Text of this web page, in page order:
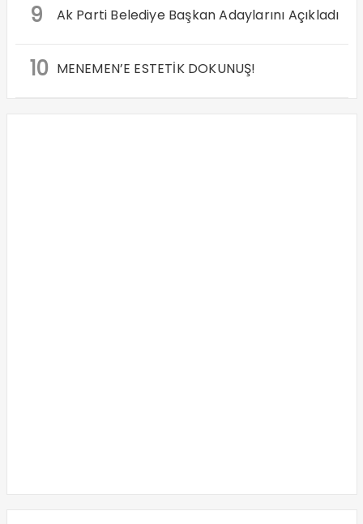
9 Ak Parti Belediye Başkan Adaylarını Açıkladı
10 MENEMEN’E ESTETİK DOKUNUŞ!